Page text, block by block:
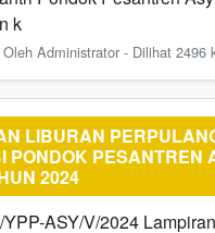
k
Administrator - Dilihat 2496
LIBURAN
PONDOK PESANTREN
2024
ASY/V/2024